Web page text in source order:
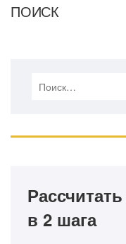
ПОИСК
в 2 шага